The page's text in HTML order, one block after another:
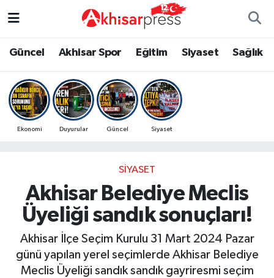
Güncel Akhisar Spor Eğitim Siyaset Sağlık
Ekonomi Duyurular Güncel Siyaset
SIYASET
Akhisar Belediye Meclis
Üyeliği sandık sonuçları!
Akhisar İlçe Seçim Kurulu 31 Mart 2024 Pazar
günü yapılan yerel seçimlerde Akhisar Belediye
Meclis Üyeliği sandık sandık gayriresmi seçim
Güncel
Akhisar Spor
Eğitim
Ekonomi
Tarım-Gıda
Kültür-Sanat
Magazin
Kültür-Sanat
Duyurular
Röportaj
Dünya
Yaşam
Güncel
Eğitim
Siyaset
Ekonomi
Magazin
Kültür-Sanat
Manisa Nöbetçi Eczaneler
Manisa Hava Durumu
Manisa Namaz Vakitleri
Süper Lig Puan Durumu ve Fikstür
Tüm Manşetler
Son Dakika Haberleri
Haber Arşivi